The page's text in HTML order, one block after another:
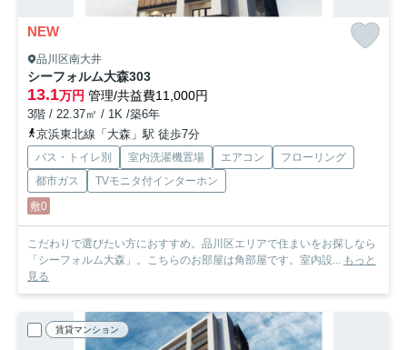
NEW
品川区南大井
シーフォルム大森303
13.1万円 管理/共益費11,000円
3階 / 22.37㎡ / 1K /築6年
京浜東北線「大森」駅 徒歩7分
バス・トイレ別 室内洗濯機置場 エアコン
フローリング
都市ガス
TVモニタ付インターホン
敷0
こだわりで選びたい方におすすめ。品川区エリアで住まいをお探しなら
「シーフォルム大森」。こちらのお部屋は角部屋です。室内設...
もっと
見る
賃貸マンション